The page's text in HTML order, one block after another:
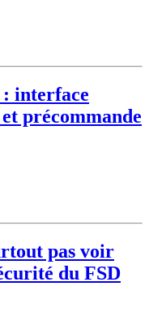
interface
précommande
pas voir
du FSD